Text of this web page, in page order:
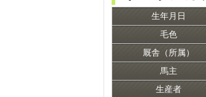
生年月日
毛色
厩舎（所属）
馬主
生産者